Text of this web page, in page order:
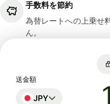
手数料を節約
為替レートへの上乗せ
ん。
送金額
JPY